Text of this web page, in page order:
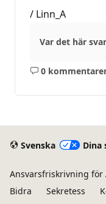
/ Linn_A
Var det här
0
Inga
Svenska Dina
Ansvarsfriskrivning för
Bidra
Sekretess